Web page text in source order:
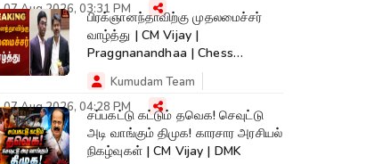
07 Aug 2026, 03:31 PMபிரக்ஞானந்தாவிற்கு முதலமைச்சர்
வாழ்த்து | CM Vijay |
Praggnanandhaa | Chess
Champion |KumudamNews
Kumudam Team
07 Aug 2026, 04:28 PMசப்பகட்டு கட்டும் தவெக! செவுட்டு
அடி வாங்கும் திமுக! காரசார அரசியல்
நிகழ்வுகள் | CM Vijay | DMK